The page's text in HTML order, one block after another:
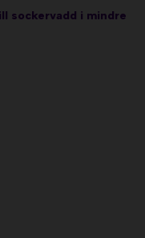
sockervadd i mindre